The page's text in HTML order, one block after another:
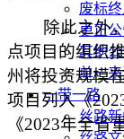
废标
更正
其他
单一
一带一路
丝路
除此之外
点项目的组织
州将投资规模
项目列入《
《2023年全